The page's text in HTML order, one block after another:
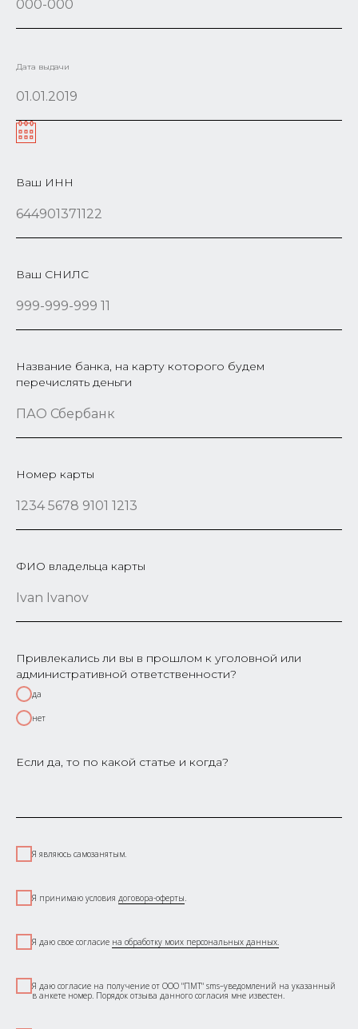
Дата выдачи
Ваш ИНН
Ваш СНИЛС
Название банка, на карту которого будем
перечислять деньги
Номер карты
ФИО владельца карты
Привлекались ли вы в прошлом к уголовной или
административной ответственности?
да
нет
Если да, то по какой статье и когда?
Я являюсь самозанятым.
Я принимаю условия договора-оферты.
Я даю свое согласие на обработку моих персональных данных.
Я даю согласие на получение от ООО "ПМТ" sms–уведомлений на указанный
в анкете номер. Порядок отзыва данного согласия мне известен.